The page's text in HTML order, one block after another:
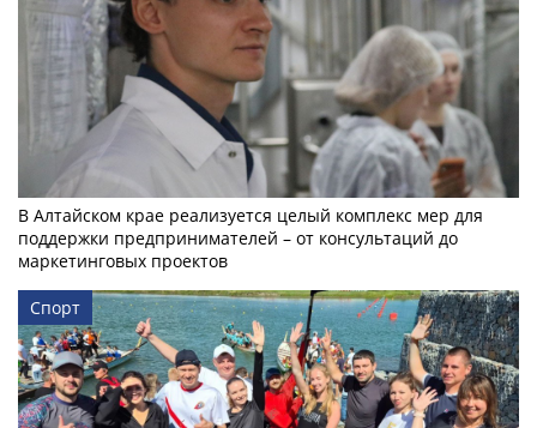
В Алтайском крае реализуется целый комплекс мер для
поддержки предпринимателей – от консультаций до
маркетинговых проектов
Спорт